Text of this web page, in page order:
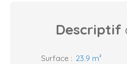
Descriptif
Surface : 23.9 m²